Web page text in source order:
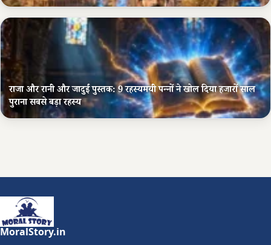
राजा और रानी और जादुई पुस्तक: 9 रहस्यमयी पन्नों ने खोल दिया हजारों साल
पुराना सबसे बड़ा रहस्य
MoralStory.in